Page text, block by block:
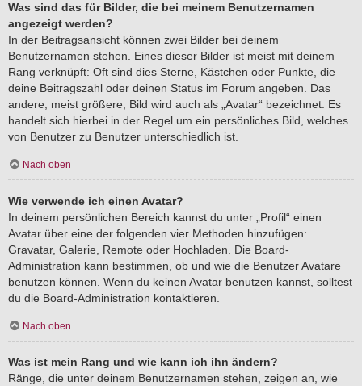
Was sind das für Bilder, die bei meinem Benutzernamen
angezeigt werden?
In der Beitragsansicht können zwei Bilder bei deinem
Benutzernamen stehen. Eines dieser Bilder ist meist mit deinem
Rang verknüpft: Oft sind dies Sterne, Kästchen oder Punkte, die
deine Beitragszahl oder deinen Status im Forum angeben. Das
andere, meist größere, Bild wird auch als „Avatar“ bezeichnet. Es
handelt sich hierbei in der Regel um ein persönliches Bild, welches
von Benutzer zu Benutzer unterschiedlich ist.
Nach oben
Wie verwende ich einen Avatar?
In deinem persönlichen Bereich kannst du unter „Profil“ einen
Avatar über eine der folgenden vier Methoden hinzufügen:
Gravatar, Galerie, Remote oder Hochladen. Die Board-
Administration kann bestimmen, ob und wie die Benutzer Avatare
benutzen können. Wenn du keinen Avatar benutzen kannst, solltest
du die Board-Administration kontaktieren.
Nach oben
Was ist mein Rang und wie kann ich ihn ändern?
Ränge, die unter deinem Benutzernamen stehen, zeigen an, wie